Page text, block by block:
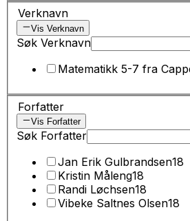
Verknavn
Vis Verknavn
Søk Verknavn
Matematikk 5-7 fra
Forfatter
Vis Forfatter
Søk Forfatter
Jan Erik Gulbrandsen18
Kristin Måleng18
Randi Løchsen18
Vibeke Saltnes Olsen18